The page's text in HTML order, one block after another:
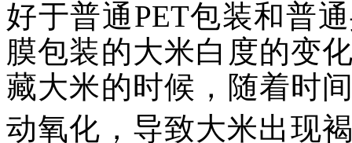
好于普通PET包装和普
膜包装的大米白度的变
藏大米的时候，随着时
动氧化，导致大米出现